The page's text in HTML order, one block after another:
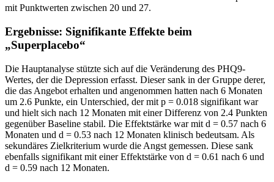
mit Punktwerten zwischen 20 und 27.
Ergebnisse: Signifikante Effekte beim
„Superplacebo“
Die Hauptanalyse stützte sich auf die Veränderung des PHQ9-
Wertes, der die Depression erfasst. Dieser sank in der Gruppe derer,
die das Angebot erhalten und angenommen hatten nach 6 Monaten
um 2.6 Punkte, ein Unterschied, der mit p = 0.018 signifikant war
und hielt sich nach 12 Monaten mit einer Differenz von 2.4 Punkten
gegenüber Baseline stabil. Die Effektstärke war mit d = 0.57 nach 6
Monaten und d = 0.53 nach 12 Monaten klinisch bedeutsam. Als
sekundäres Zielkriterium wurde die Angst gemessen. Diese sank
ebenfalls signifikant mit einer Effektstärke von d = 0.61 nach 6 und
d = 0.59 nach 12 Monaten.